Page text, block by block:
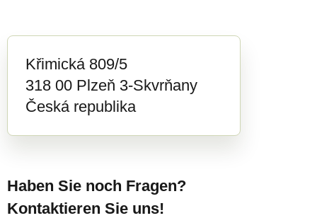
Křimická 809/5
318 00 Plzeň 3-Skvrňany
Česká republika
Haben Sie noch Fragen?
Kontaktieren Sie uns!